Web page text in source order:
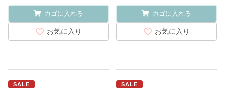
カゴに入れる
お気に入り
カゴに入れる
お気に入り
SALE SALE